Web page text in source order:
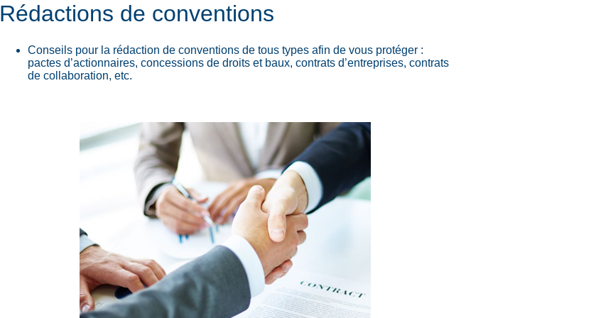
Rédactions de conventions
Conseils pour la rédaction de conventions de tous types afin de vous protéger :
pactes d’actionnaires, concessions de droits et baux, contrats d’entreprises, contrats
de collaboration, etc.